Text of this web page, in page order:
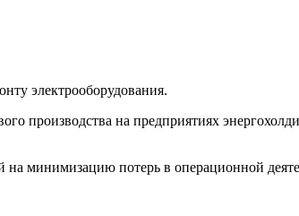
электрооборудования.
производства на предприятиях
на минимизацию потерь в операционной